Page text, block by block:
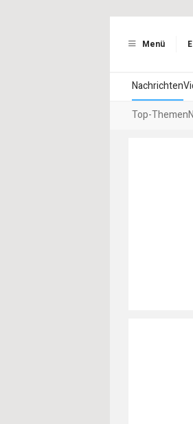
Menü
Nachrichten
Top-Themen